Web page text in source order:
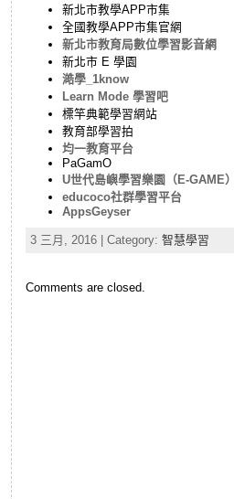
新北市教學APP市集
全國教學APP市集官網
新北市教育局數位學習影音網
新北市 E 學園
澔學_1know
Learn Mode 學習吧
標竿典範學習網站
教育部學習拍
均一教育平台
PaGamO
U世代島嶼學習樂園（E-GAME
educoco社群學習平台
AppsGeyser
3 三月, 2016 | Category: 智慧學習
Comments are closed.